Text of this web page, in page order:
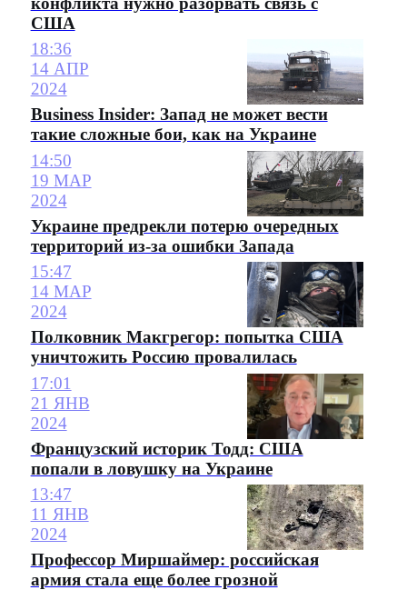
США
18:36
14 АПР
2024
Business Insider: Запад не может вести
такие сложные бои, как на Украине
14:50
19 МАР
2024
Украине предрекли потерю очередных
территорий из-за ошибки Запада
15:47
14 МАР
2024
Полковник Макгрегор: попытка США
уничтожить Россию провалилась
17:01
21 ЯНВ
2024
Французский историк Тодд: США
попали в ловушку на Украине
13:47
11 ЯНВ
2024
Профессор Миршаймер: российская
армия стала еще более грозной